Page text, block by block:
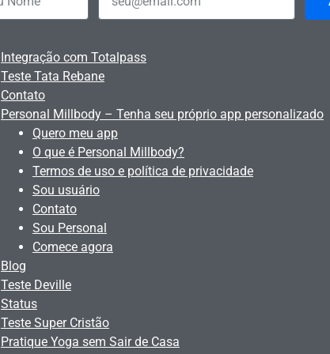
Integração com Totalpass
Teste Tata Rebane
Contato
Personal Millbody – Tenha seu próprio app personalizado
Quero meu app
O que é Personal Millbody?
Termos de uso e política de privacidade
Sou usuário
Contato
Sou Personal
Comece agora
Blog
Teste Deville
Status
Teste Super Cristão
Pratique Yoga sem Sair de Casa